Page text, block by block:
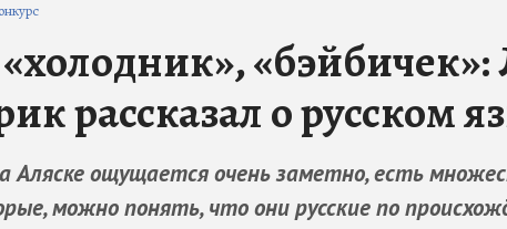
рассказал о русском
Аляске ощущается очень заметно, есть
можно понять, что они русские по